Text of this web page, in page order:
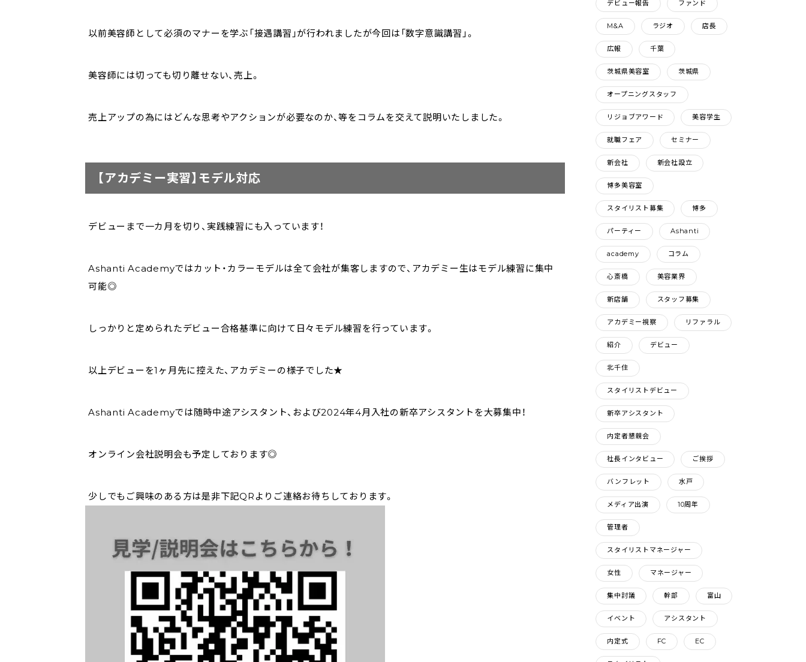
以前美容師として必須のマナーを学ぶ「接遇講習」が行われましたが今回は「数字意識講習」。
美容師には切っても切り離せない、売上。
売上アップの為にはどんな思考やアクションが必要なのか、等をコラムを交えて説明いたしました。
【アカデミー実習】モデル対応
デビューまで一カ月を切り、実践練習にも入っています！
Ashanti Academyではカット・カラーモデルは全て会社が集客しますので、アカデミー生はモデル練習に集中
可能◎
しっかりと定められたデビュー合格基準に向けて日々モデル練習を行っています。
以上デビューを1ヶ月先に控えた、アカデミーの様子でした★
Ashanti Academyでは随時中途アシスタント、および2024年4月入社の新卒アシスタントを大募集中！
オンライン会社説明会も予定しております◎
少しでもご興味のある方は是非下記QRよりご連絡お待ちしております。
デビュー報告 ファンド
M&A ラジオ 店長
広報 千葉
茨城県美容室 茨城県
オープニングスタッフ
リジョブアワード 美容学生
就職フェア セミナー
新会社 新会社設立
博多美容室
スタイリスト募集 博多
パーティー Ashanti
academy コラム
心斎橋 美容業界
新店舗 スタッフ募集
アカデミー視察 リファラル
紹介 デビュー
北千住
スタイリストデビュー
新卒アシスタント
内定者懇親会
社長インタビュー ご挨拶
バンフレット 水戸
メディア出演 10周年
管理者
スタイリストマネージャー
女性 マネージャー
集中討議 幹部 富山
イベント アシスタント
内定式 FC EC